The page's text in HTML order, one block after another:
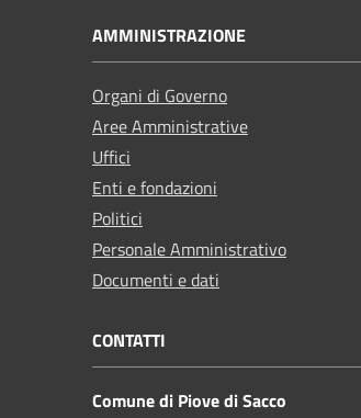
AMMINISTRAZIONE
Organi di Governo
Aree Amministrative
Uffici
Enti e fondazioni
Politici
Personale Amministrativo
Documenti e dati
CONTATTI
Comune di Piove di Sacco